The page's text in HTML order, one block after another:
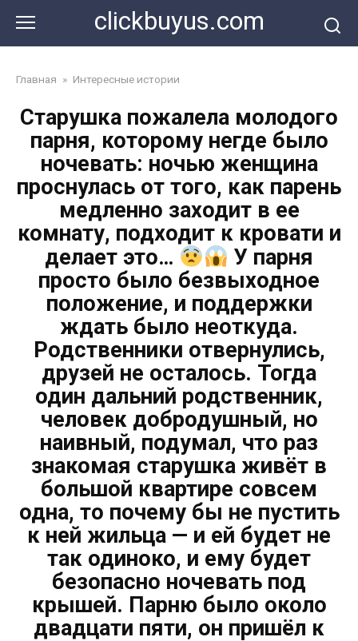
контенту
clickbuyus.com
Главная » Интересные истории
Старушка пожалела молодого
парня, которому негде было
ночевать: ночью женщина
проснулась от того, как парень
медленно заходит в ее
комнату, подходит к кровати и
делает это…
У парня
просто было безвыходное
положение, и поддержки
ждать было неоткуда.
Родственники отвернулись,
друзей не осталось. Тогда
один дальний родственник,
человек добродушный, но
наивный, подумал, что раз
знакомая старушка живёт в
большой квартире совсем
одна, то почему бы не пустить
к ней жильца — и ей будет не
так одиноко, и ему будет
безопасно ночевать под
крышей. Парню было около
двадцати пяти, он пришёл к